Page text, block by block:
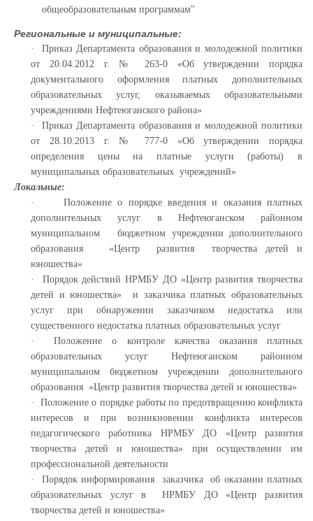
общеобразовательным программам"
Региональные и муниципальные:
· Приказ Департамента образования и молодежной политики
от 20.04.2012 г. № 263-0 «Об утверждении порядка
документального оформления платных дополнительных
образовательных услуг, оказываемых образовательными
учреждениями Нефтеюганского района»
· Приказ Департамента образования и молодежной политики
от 28.10.2013 г. № 777-0 «Об утверждении порядка
определения цены на платные услуги (работы) в
муниципальных образовательных учреждений»
Локальные:
· Положение о порядке введения и оказания платных
дополнительных услуг в Нефтеюганском районном
муниципальном бюджетном учреждении дополнительного
образования «Центр развития творчества детей и
юношества»
· Порядок действий НРМБУ ДО «Центр развития творчества
детей и юношества» и заказчика платных образовательных
услуг при обнаружении заказчиком недостатка или
существенного недостатка платных образовательных услуг
· Положение о контроле качества оказания платных
образовательных услуг Нефтеюганском районном
муниципальном бюджетном учреждении дополнительного
образования «Центр развития творчества детей и юношества»
· Положение о порядке работы по предотвращению конфликта
интересов и при возникновении конфликта интересов
педагогического работника НРМБУ ДО «Центр развития
творчества детей и юношества» при осуществлении им
профессиональной деятельности
· Порядок информирования заказчика об оказании платных
образовательных услуг в НРМБУ ДО «Центр развития
творчества детей и юношества»